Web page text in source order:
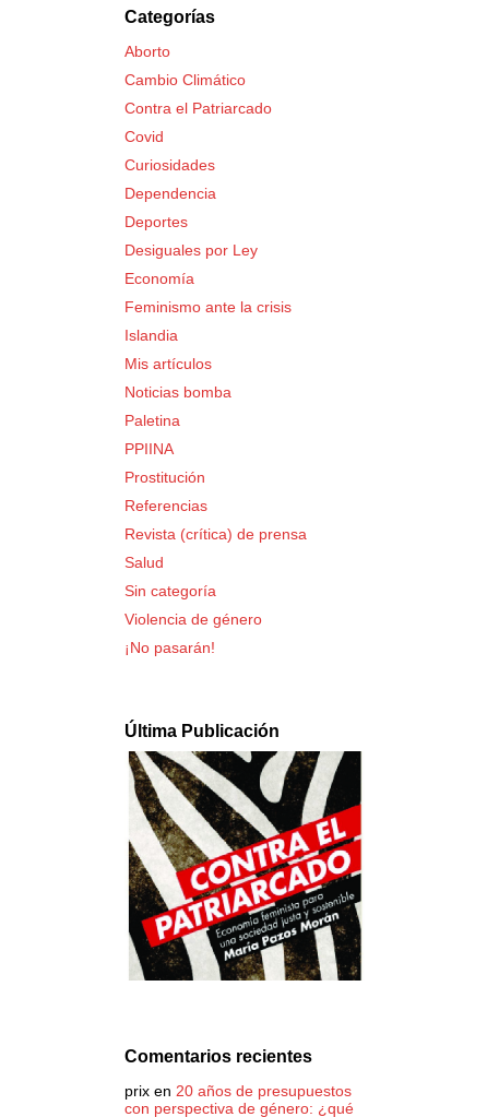
Categorías
Aborto
Cambio Climático
Contra el Patriarcado
Covid
Curiosidades
Dependencia
Deportes
Desiguales por Ley
Economía
Feminismo ante la crisis
Islandia
Mis artículos
Noticias bomba
Paletina
PPIINA
Prostitución
Referencias
Revista (crítica) de prensa
Salud
Sin categoría
Violencia de género
¡No pasarán!
Última Publicación
Comentarios recientes
prix en 20 años de presupuestos
con perspectiva de género: ¿qué